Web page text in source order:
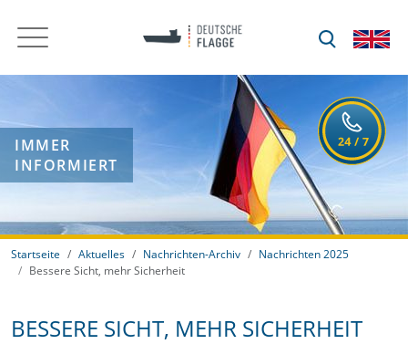
IMMER
INFORMIERT
Startseite Aktuelles Nachrichten-Archiv
Nachrichten 2025
Bessere Sicht, mehr Sicherheit
BESSERE SICHT, MEHR SICHERHEIT